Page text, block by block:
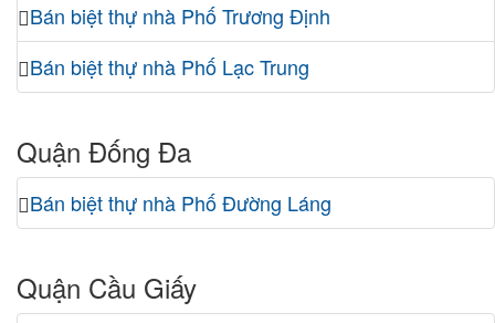
Bán biệt thự nhà Phố Trương Định
Bán biệt thự nhà Phố Lạc Trung
Quận Đống Đa
Bán biệt thự nhà Phố Đường Láng
Quận Cầu Giấy